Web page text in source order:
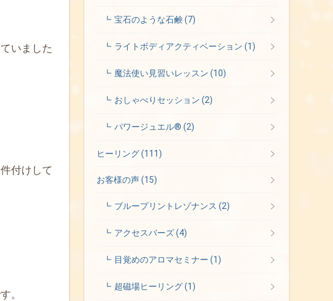
いました
付けして
。
宝石のような石鹸(7)
ライトボディアクティベーション(1)
魔法使い見習いレッスン(10)
おしゃべりセッション(2)
パワージュエル®(2)
ヒーリング(111)
お客様の声(15)
ブループリントレゾナンス(2)
アクセスバーズ(4)
目覚めのアロマセミナー(1)
超磁場ヒーリング(1)